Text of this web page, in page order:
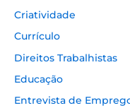
Criatividade
Currículo
Direitos Trabalhistas
Educação
Entrevista de